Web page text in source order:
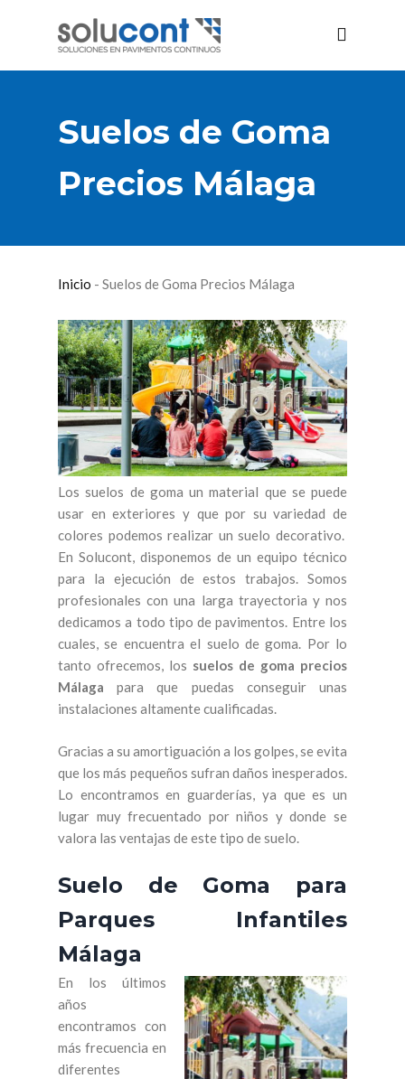
Suelos de Goma
Precios Málaga
Inicio - Suelos de Goma Precios Málaga
Los suelos de goma un material que se puede
usar en exteriores y que por su variedad de
colores podemos realizar un suelo decorativo.
En Solucont, disponemos de un equipo técnico
para la ejecución de estos trabajos. Somos
profesionales con una larga trayectoria y nos
dedicamos a todo tipo de pavimentos. Entre los
cuales, se encuentra el suelo de goma. Por lo
tanto ofrecemos, los suelos de goma precios
Málaga para que puedas conseguir unas
instalaciones altamente cualificadas.
Gracias a su amortiguación a los golpes, se evita
que los más pequeños sufran daños inesperados.
Lo encontramos en guarderías, ya que es un
lugar muy frecuentado por niños y donde se
valora las ventajas de este tipo de suelo.
Suelo de Goma para
Parques Infantiles
Málaga
En los últimos
años
encontramos con
más frecuencia en
diferentes